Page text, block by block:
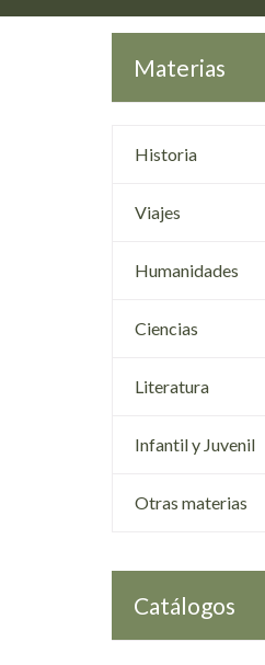
Materias
Historia
Viajes
Humanidades
Ciencias
Literatura
Infantil y Juvenil
Otras materias
Catálogos